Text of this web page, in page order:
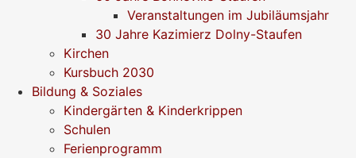
Veranstaltungen im Jubiläumsjahr
30 Jahre Kazimierz Dolny-Staufen
Kirchen
Kursbuch 2030
Bildung & Soziales
Kindergärten & Kinderkrippen
Schulen
Ferienprogramm